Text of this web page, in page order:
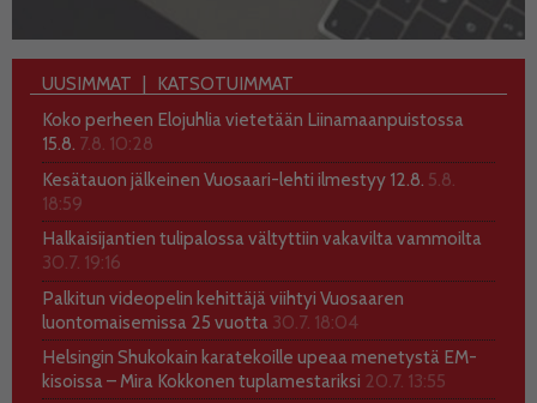
UUSIMMAT
KATSOTUIMMAT
Koko perheen Elojuhlia vietetään Liinamaanpuistossa
15.8. 7.8. 10:28
Kesätauon jälkeinen Vuosaari-lehti ilmestyy 12.8. 5.8.
18:59
Halkaisijantien tulipalossa vältyttiin vakavilta vammoilta
30.7. 19:16
Palkitun videopelin kehittäjä viihtyi Vuosaaren
luontomaisemissa 25 vuotta 30.7. 18:04
Helsingin Shukokain karatekoille upeaa menetystä EM-
kisoissa – Mira Kokkonen tuplamestariksi 20.7. 13:55